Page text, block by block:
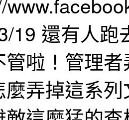
19 還有人跑
管啦！管理
麼弄掉這系